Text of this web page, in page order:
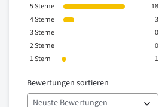
5Sterne
18
4Sterne
3
3Sterne
0
2Sterne
0
1Stern 1
Bewertungen sortieren